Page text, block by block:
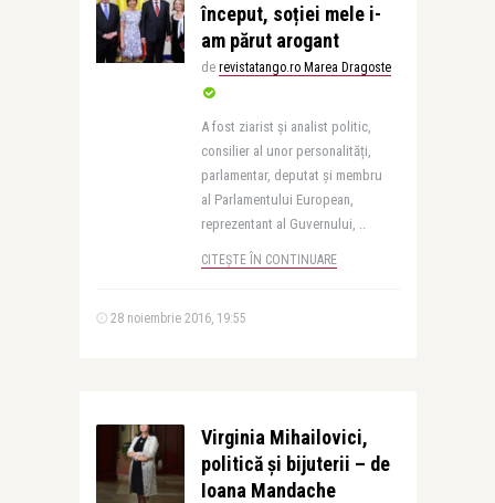
început, soției mele i-
am părut arogant
de revistatango.ro Marea Dragoste
A fost ziarist și analist politic,
consilier al unor personalități,
parlamentar, deputat și membru
al Parlamentului European,
reprezentant al Guvernului, ..
CITEȘTE ÎN CONTINUARE
28 noiembrie 2016, 19:55
Virginia Mihailovici,
politică și bijuterii – de
Ioana Mandache